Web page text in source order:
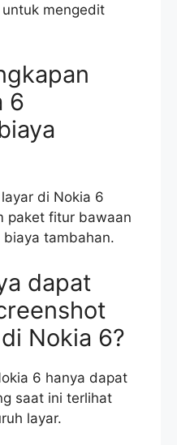
mengedit
6
di Nokia 6
paket fitur bawaan
tambahan.
dapat
Nokia 6?
6 hanya dapat
saat ini terlihat
layar.